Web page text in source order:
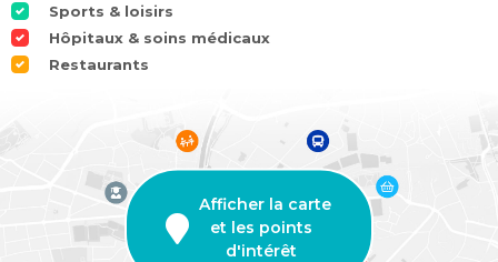
Sports & loisirs
Hôpitaux & soins médicaux
Restaurants
Afficher la carte
et les points
d'intérêt